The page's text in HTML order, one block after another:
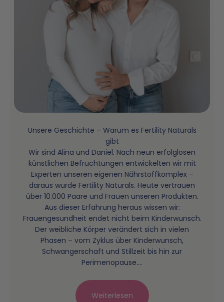
Unsere Geschichte – Warum es Fertility Naturals
gibt
Wir sind Alina und Daniel. Nach neun erfolglosen
künstlichen Befruchtungen entwickelten wir mit
Experten unseren eigenen Nährstoffkomplex –
daraus wurde Fertility Naturals. Heute vertrauen
über 10.000 Paare und Frauen unseren Produkten.
Aus dieser Erfahrung heraus wissen wir:
Frauengesundheit endet nicht beim Kinderwunsch.
Der weibliche Körper verändert sich in vielen
Phasen – vom Zyklus über Kinderwunsch,
Schwangerschaft und Stillzeit bis hin zur
Perimenopause....
Weiterlesen
Mit Unterstützung vonExpertinnenentwickelt
unter 100%Transparenz.
Jedes unserer Produkte wird in akkreditierten deutschen
Laboren auf Reinheit, Dosierung und Sicherheit getestet –
Akkreditierte Labore